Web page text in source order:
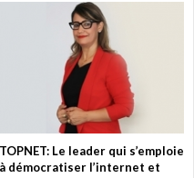
TOPNET: Le leader qui s’emploie
à démocratiser l’internet et